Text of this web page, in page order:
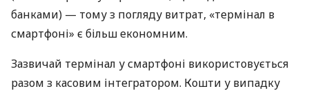
банками) — тому з погляду витрат, «термінал в
смартфоні» є більш економним.
Зазвичай термінал у смартфоні використовується
разом з касовим інтегратором. Кошти у випадку